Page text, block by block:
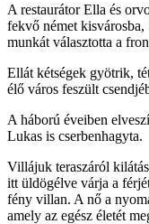
A restaurátor Ella és
fekvő német
munkát választotta a
Ellát kétségek gyötrik,
élő város feszült
A háború éveiben
Lukas is cserbenhagyta.
Villájuk teraszáról
itt üldögélve várja a
fény villan. A nő a
amely az egész életét